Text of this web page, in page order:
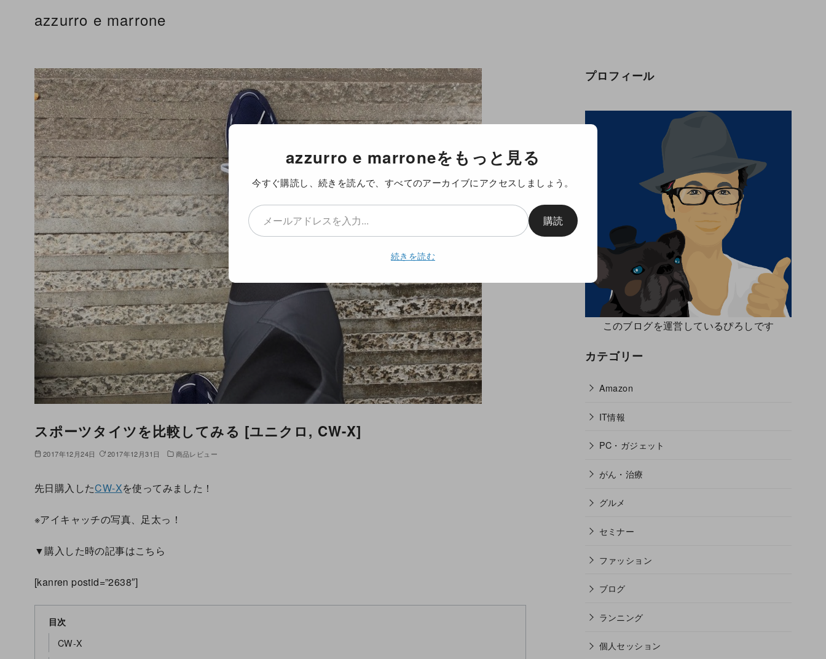
azzurro e marrone
スポーツタイツを比較してみる [ユニクロ, CW-X]
2017年12月24日 2017年12月31日 商品レビュー
先日購入したCW-Xを使ってみました！
※アイキャッチの写真、足太っ！
▼購入した時の記事はこちら
[kanren postid=”2638″]
目次
CW-X
プロフィール
このブログを運営しているぴろしです
カテゴリー
Amazon
IT情報
PC・ガジェット
がん・治療
グルメ
セミナー
ファッション
ブログ
ランニング
個人セッション
azzurro e marroneをもっと見る
今すぐ購読し、続きを読んで、すべてのアーカイブにアクセスしましょう。
購読
続きを読む